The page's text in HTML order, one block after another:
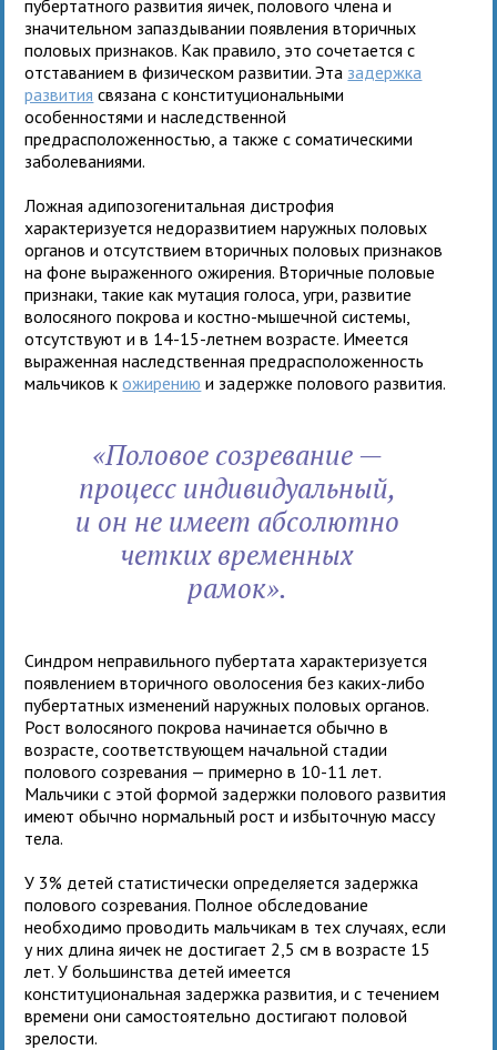
пубертатного развития яичек, полового члена и
значительном запаздывании появления вторичных
половых признаков. Как правило, это сочетается с
отставанием в физическом развитии. Эта задержка
развития связана с конституциональными
особенностями и наследственной
предрасположенностью, а также с соматическими
заболеваниями.
Ложная адипозогенитальная дистрофия
характеризуется недоразвитием наружных половых
органов и отсутствием вторичных половых признаков
на фоне выраженного ожирения. Вторичные половые
признаки, такие как мутация голоса, угри, развитие
волосяного покрова и костно-мышечной системы,
отсутствуют и в 14-15-летнем возрасте. Имеется
выраженная наследственная предрасположенность
мальчиков кожирению и задержке полового развития.
«Половое созревание —
процесс индивидуальный,
и он не имеет абсолютно
четких временных
рамок».
Синдром неправильного пубертата характеризуется
появлением вторичного оволосения без каких-либо
пубертатных изменений наружных половых органов.
Рост волосяного покрова начинается обычно в
возрасте, соответствующем начальной стадии
полового созревания — примерно в 10-11 лет.
Мальчики с этой формой задержки полового развития
имеют обычно нормальный рост и избыточную массу
тела.
У 3% детей статистически определяется задержка
полового созревания. Полное обследование
необходимо проводить мальчикам в тех случаях, если
у них длина яичек не достигает 2,5 см в возрасте 15
лет. У большинства детей имеется
конституциональная задержка развития, и с течением
времени они самостоятельно достигают половой
зрелости.